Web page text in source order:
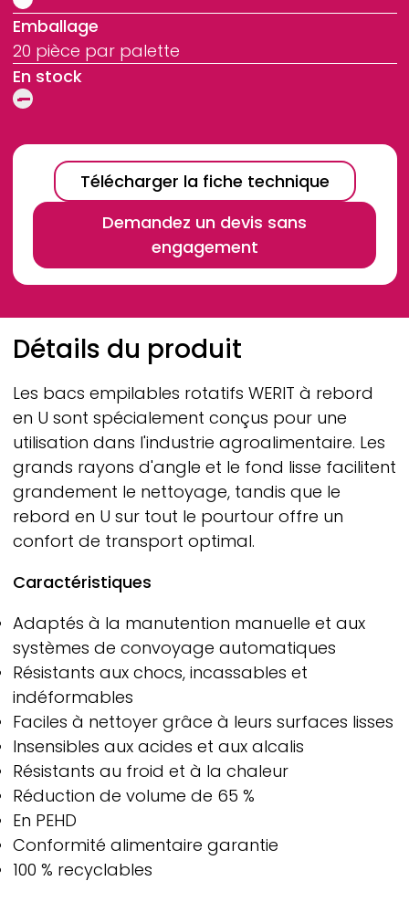
Emballage
20 pièce par palette
En stock
Télécharger la fiche technique
Demandez un devis sans
engagement
Breadcrumb
Détails du produit
Les bacs empilables rotatifs WERIT à rebord
en U sont spécialement conçus pour une
utilisation dans l'industrie agroalimentaire. Les
grands rayons d'angle et le fond lisse facilitent
grandement le nettoyage, tandis que le
rebord en U sur tout le pourtour offre un
confort de transport optimal.
Caractéristiques
Adaptés à la manutention manuelle et aux
systèmes de convoyage automatiques
Résistants aux chocs, incassables et
indéformables
Faciles à nettoyer grâce à leurs surfaces lisses
Insensibles aux acides et aux alcalis
Résistants au froid et à la chaleur
Réduction de volume de 65 %
En PEHD
Conformité alimentaire garantie
100 % recyclables